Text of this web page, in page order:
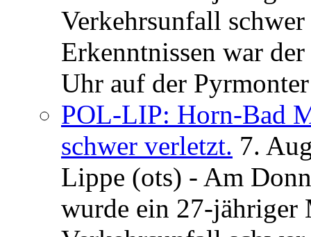
Verkehrsunfall
Erkenntnissen war
Uhr auf der
POL-LIP: Horn-Bad
schwer verletzt. 7.
Lippe (ots) - Am
wurde ein 27-jähriger